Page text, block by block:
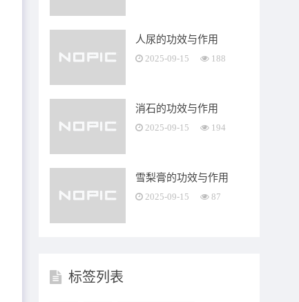
人尿的功效与作用
2025-09-15 188
消石的功效与作用
2025-09-15 194
雪梨膏的功效与作用
2025-09-15 87
标签列表